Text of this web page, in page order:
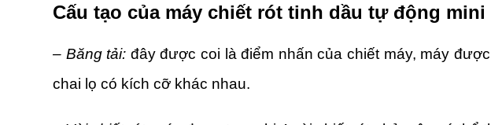
Cấu tạo của máy chiết rót tinh dầu tự động mini
– Băng tải: đây được coi là điểm nhấn của chiết máy, máy
chai lọ có kích cỡ khác nhau.